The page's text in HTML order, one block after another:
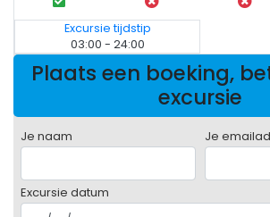
Excursie tijdstip
03:00 - 24:00
Plaats een boeking,
excursie
Je naam Je
Excursie datum